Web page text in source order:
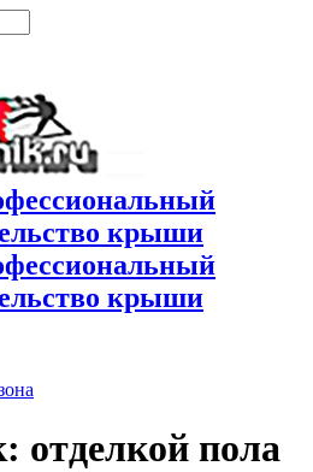
крыши
крыши
отделкой пола